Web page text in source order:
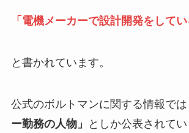
「電機メーカーで設計開発をしてい
と書かれています。
公式のボルトマンに関する情報では
ー勤務の人物」
としか公表されて